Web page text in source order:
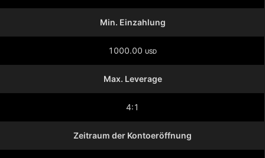
Min. Einzahlung
1000.00 USD
Max. Leverage
4:1
Zeitraum der Kontoeröffnung